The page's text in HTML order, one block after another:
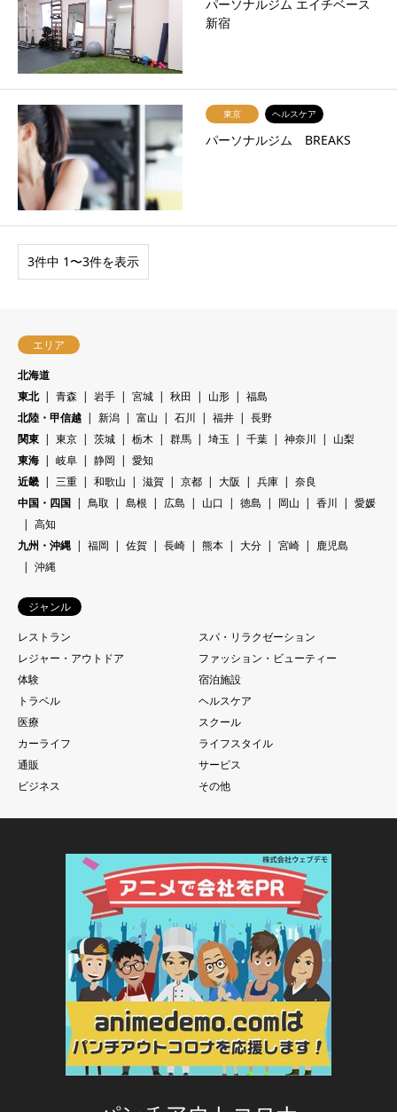
パーソナルジム エイチベース
新宿
東京 ヘルスケア
パーソナルジム BREAKS
3件中 1〜3件を表示
エリア
北海道
東北
青森 岩手 宮城 秋田 山形
福島
北陸・甲信越
新潟 富山 石川 福井
長野
関東
東京 茨城 栃木 群馬 埼玉 千葉 神奈川
山梨
東海
岐阜 静岡
愛知
近畿
三重 和歌山 滋賀 京都 大阪 兵庫
奈良
中国・四国
鳥取 島根 広島 山口 徳島 岡山 香川
愛媛
高知
九州・沖縄
福岡 佐賀 長崎 熊本 大分 宮崎
鹿児島
沖縄
ジャンル
レストラン
スパ・リラクゼーション
レジャー・アウトドア
ファッション・ビューティー
体験
宿泊施設
トラベル
ヘルスケア
医療
スクール
カーライフ
ライフスタイル
通販
サービス
ビジネス
その他